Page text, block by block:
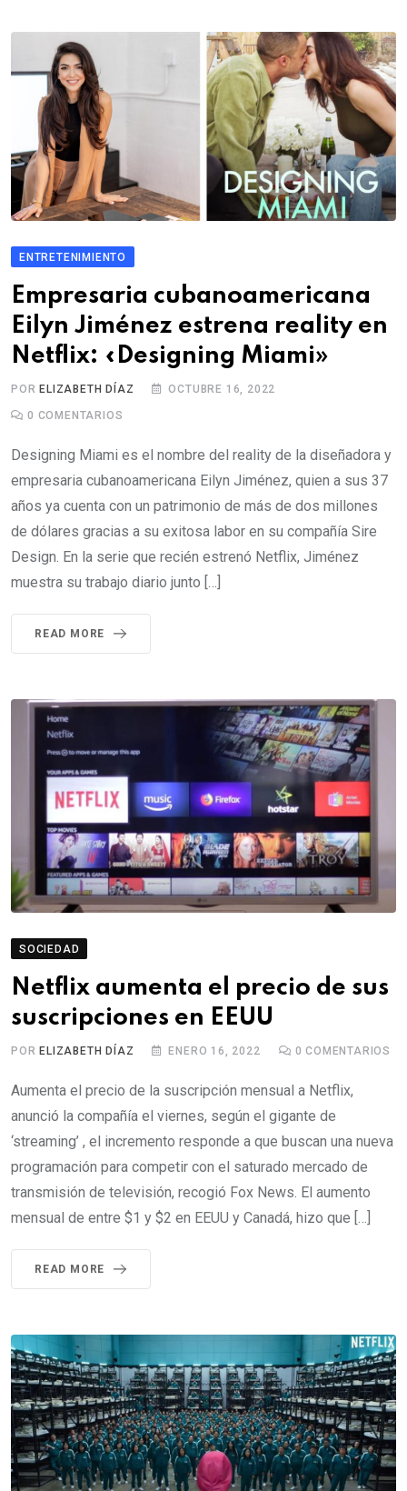
ENTRETENIMIENTO
Empresaria cubanoamericana
Eilyn Jiménez estrena reality en
Netflix: «Designing Miami»
POR ELIZABETH DÍAZ OCTUBRE 16, 2022
0 COMENTARIOS
Designing Miami es el nombre del reality de la diseñadora y
empresaria cubanoamericana Eilyn Jiménez, quien a sus 37
años ya cuenta con un patrimonio de más de dos millones
de dólares gracias a su exitosa labor en su compañía Sire
Design. En la serie que recién estrenó Netflix, Jiménez
muestra su trabajo diario junto […]
READ MORE
SOCIEDAD
Netflix aumenta el precio de sus
suscripciones en EEUU
POR ELIZABETH DÍAZ ENERO 16, 2022 0 COMENTARIOS
Aumenta el precio de la suscripción mensual a Netflix,
anunció la compañía el viernes, según el gigante de
‘streaming’ , el incremento responde a que buscan una nueva
programación para competir con el saturado mercado de
transmisión de televisión, recogió Fox News. El aumento
mensual de entre $1 y $2 en EEUU y Canadá, hizo que […]
READ MORE